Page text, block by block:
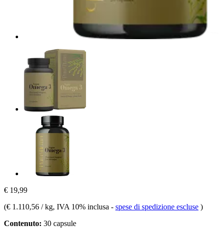
€ 19,99
(€ 1.110,56 / kg, IVA 10% inclusa - spese di spedizione escluse )
Contenuto: 30 capsule